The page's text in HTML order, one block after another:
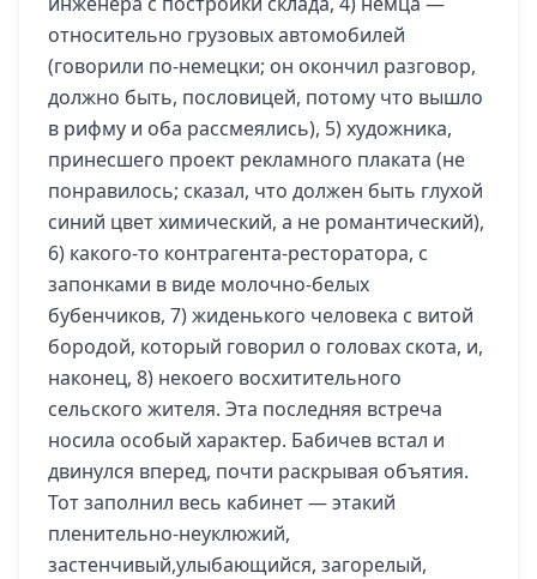
относительно грузовых автомобилей
(говорили по-немецки; он окончил разговор,
должно быть, пословицей, потому что вышло
в рифму и оба рассмеялись), 5) художника,
принесшего проект рекламного плаката (не
понравилось; сказал, что должен быть глухой
синий цвет химический, а не романтический),
6) какого-то контрагента-ресторатора, с
запонками в виде молочно-белых
бубенчиков, 7) жиденького человека с витой
бородой, который говорил о головах скота, и,
наконец, 8) некоего восхитительного
сельского жителя. Эта последняя встреча
носила особый характер. Бабичев встал и
двинулся вперед, почти раскрывая объятия.
Тот заполнил весь кабинет — этакий
пленительно-неуклюжий,
застенчивый,улыбающийся, загорелый,